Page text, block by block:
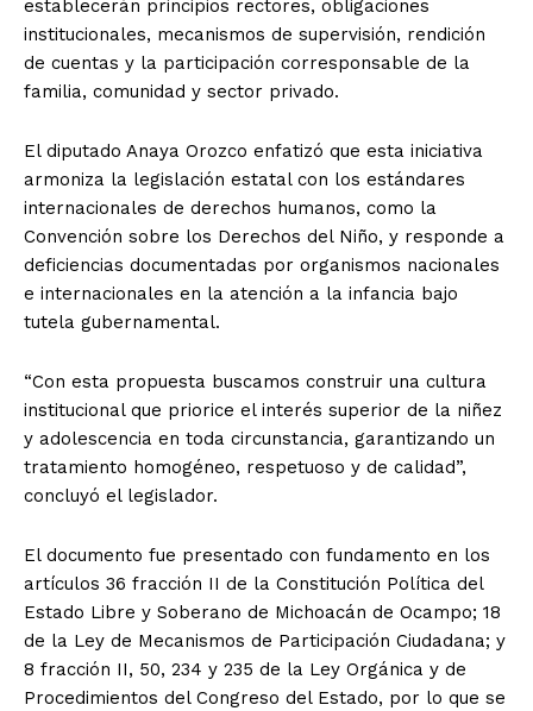
establecerán principios rectores, obligaciones
institucionales, mecanismos de supervisión, rendición
de cuentas y la participación corresponsable de la
familia, comunidad y sector privado.
El diputado Anaya Orozco enfatizó que esta iniciativa
armoniza la legislación estatal con los estándares
internacionales de derechos humanos, como la
Convención sobre los Derechos del Niño, y responde a
deficiencias documentadas por organismos nacionales
e internacionales en la atención a la infancia bajo
tutela gubernamental.
“Con esta propuesta buscamos construir una cultura
institucional que priorice el interés superior de la niñez
y adolescencia en toda circunstancia, garantizando un
tratamiento homogéneo, respetuoso y de calidad”,
concluyó el legislador.
El documento fue presentado con fundamento en los
artículos 36 fracción II de la Constitución Política del
Estado Libre y Soberano de Michoacán de Ocampo; 18
de la Ley de Mecanismos de Participación Ciudadana; y
8 fracción II, 50, 234 y 235 de la Ley Orgánica y de
Procedimientos del Congreso del Estado, por lo que se